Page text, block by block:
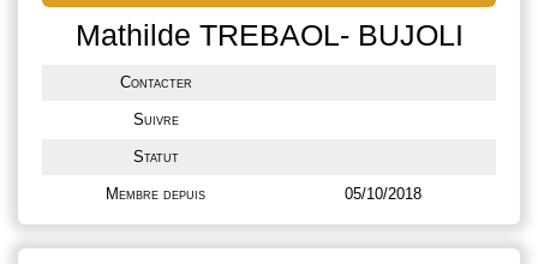
Mathilde TREBAOL- BUJOLI
Contacter
Suivre
Statut
Membre depuis 05/10/2018